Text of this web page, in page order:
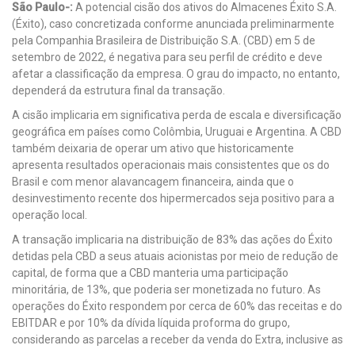
São Paulo-: A potencial cisão dos ativos do Almacenes Éxito S.A.
(Éxito), caso concretizada conforme anunciada preliminarmente
pela Companhia Brasileira de Distribuição S.A. (CBD) em 5 de
setembro de 2022, é negativa para seu perfil de crédito e deve
afetar a classificação da empresa. O grau do impacto, no entanto,
dependerá da estrutura final da transação.
A cisão implicaria em significativa perda de escala e diversificação
geográfica em países como Colômbia, Uruguai e Argentina. A CBD
também deixaria de operar um ativo que historicamente
apresenta resultados operacionais mais consistentes que os do
Brasil e com menor alavancagem financeira, ainda que o
desinvestimento recente dos hipermercados seja positivo para a
operação local.
A transação implicaria na distribuição de 83% das ações do Éxito
detidas pela CBD a seus atuais acionistas por meio de redução de
capital, de forma que a CBD manteria uma participação
minoritária, de 13%, que poderia ser monetizada no futuro. As
operações do Éxito respondem por cerca de 60% das receitas e do
EBITDAR e por 10% da dívida líquida proforma do grupo,
considerando as parcelas a receber da venda do Extra, inclusive as